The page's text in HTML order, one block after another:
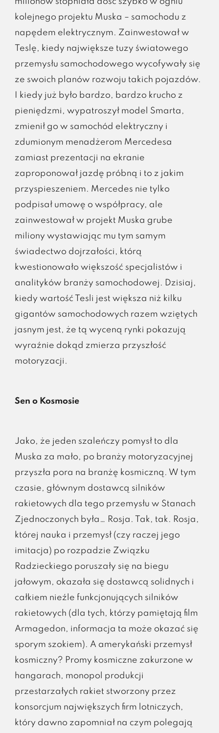
kolejnego projektu Muska – samochodu z
napędem elektrycznym. Zainwestował w
Teslę, kiedy największe tuzy światowego
przemysłu samochodowego wycofywały się
ze swoich planów rozwoju takich pojazdów.
I kiedy już było bardzo, bardzo krucho z
pieniędzmi, wypatroszył model Smarta,
zmienił go w samochód elektryczny i
zdumionym menadżerom Mercedesa
zamiast prezentacji na ekranie
zaproponował jazdę próbną i to z jakim
przyspieszeniem. Mercedes nie tylko
podpisał umowę o współpracy, ale
zainwestował w projekt Muska grube
miliony wystawiając mu tym samym
świadectwo dojrzałości, którą
kwestionowało większość specjalistów i
analityków branży samochodowej. Dzisiaj,
kiedy wartość Tesli jest większa niż kilku
gigantów samochodowych razem wziętych
jasnym jest, że tą wyceną rynki pokazują
wyraźnie dokąd zmierza przyszłość
motoryzacji.
Sen o Kosmosie
Jako, że jeden szaleńczy pomysł to dla
Muska za mało, po branży motoryzacyjnej
przyszła pora na branżę kosmiczną. W tym
czasie, głównym dostawcą silników
rakietowych dla tego przemysłu w Stanach
Zjednoczonych była… Rosja. Tak, tak. Rosja,
której nauka i przemysł (czy raczej jego
imitacja) po rozpadzie Związku
Radzieckiego poruszały się na biegu
jałowym, okazała się dostawcą solidnych i
całkiem nieźle funkcjonujących silników
rakietowych (dla tych, którzy pamiętają film
Armagedon, informacja ta może okazać się
sporym szokiem). A amerykański przemysł
kosmiczny? Promy kosmiczne zakurzone w
hangarach, monopol produkcji
przestarzałych rakiet stworzony przez
konsorcjum największych firm lotniczych,
który dawno zapomniał na czym polegają